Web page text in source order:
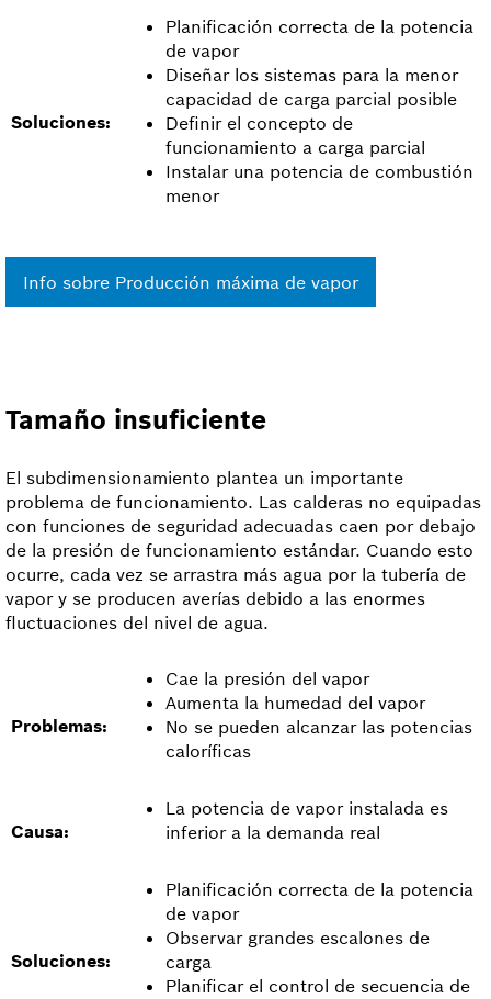
Soluciones:
Planificación correcta de la potencia
de vapor
Diseñar los sistemas para la menor
capacidad de carga parcial posible
Definir el concepto de
funcionamiento a carga parcial
Instalar una potencia de combustión
menor
Info sobre Producción máxima de vapor
Tamaño insuficiente
El subdimensionamiento plantea un importante
problema de funcionamiento. Las calderas no equipadas
con funciones de seguridad adecuadas caen por debajo
de la presión de funcionamiento estándar. Cuando esto
ocurre, cada vez se arrastra más agua por la tubería de
vapor y se producen averías debido a las enormes
fluctuaciones del nivel de agua.
Problemas:
Cae la presión del vapor
Aumenta la humedad del vapor
No se pueden alcanzar las potencias
caloríficas
Causa:
La potencia de vapor instalada es
inferior a la demanda real
Soluciones:
Planificación correcta de la potencia
de vapor
Observar grandes escalones de
carga
Planificar el control de secuencia de